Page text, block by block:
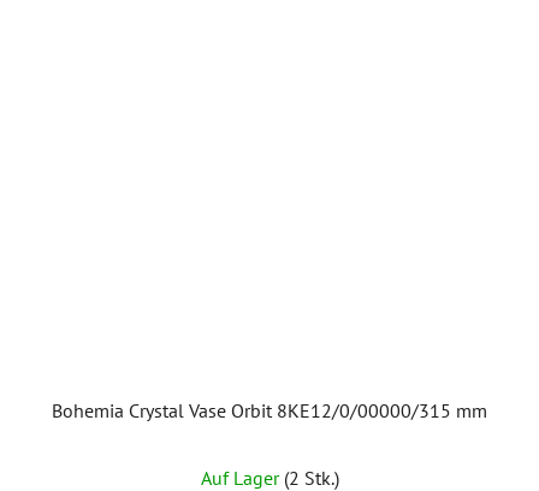
Bohemia Crystal Vase Orbit 8KE12/0/00000/315 mm
Auf Lager (2 Stk.)